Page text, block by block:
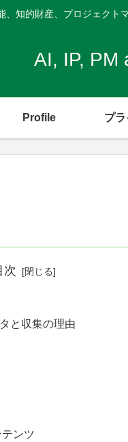
、知的財産、プロジェクト
AI, IP, PM
Profile プ
次
と収集の理由
ンツ